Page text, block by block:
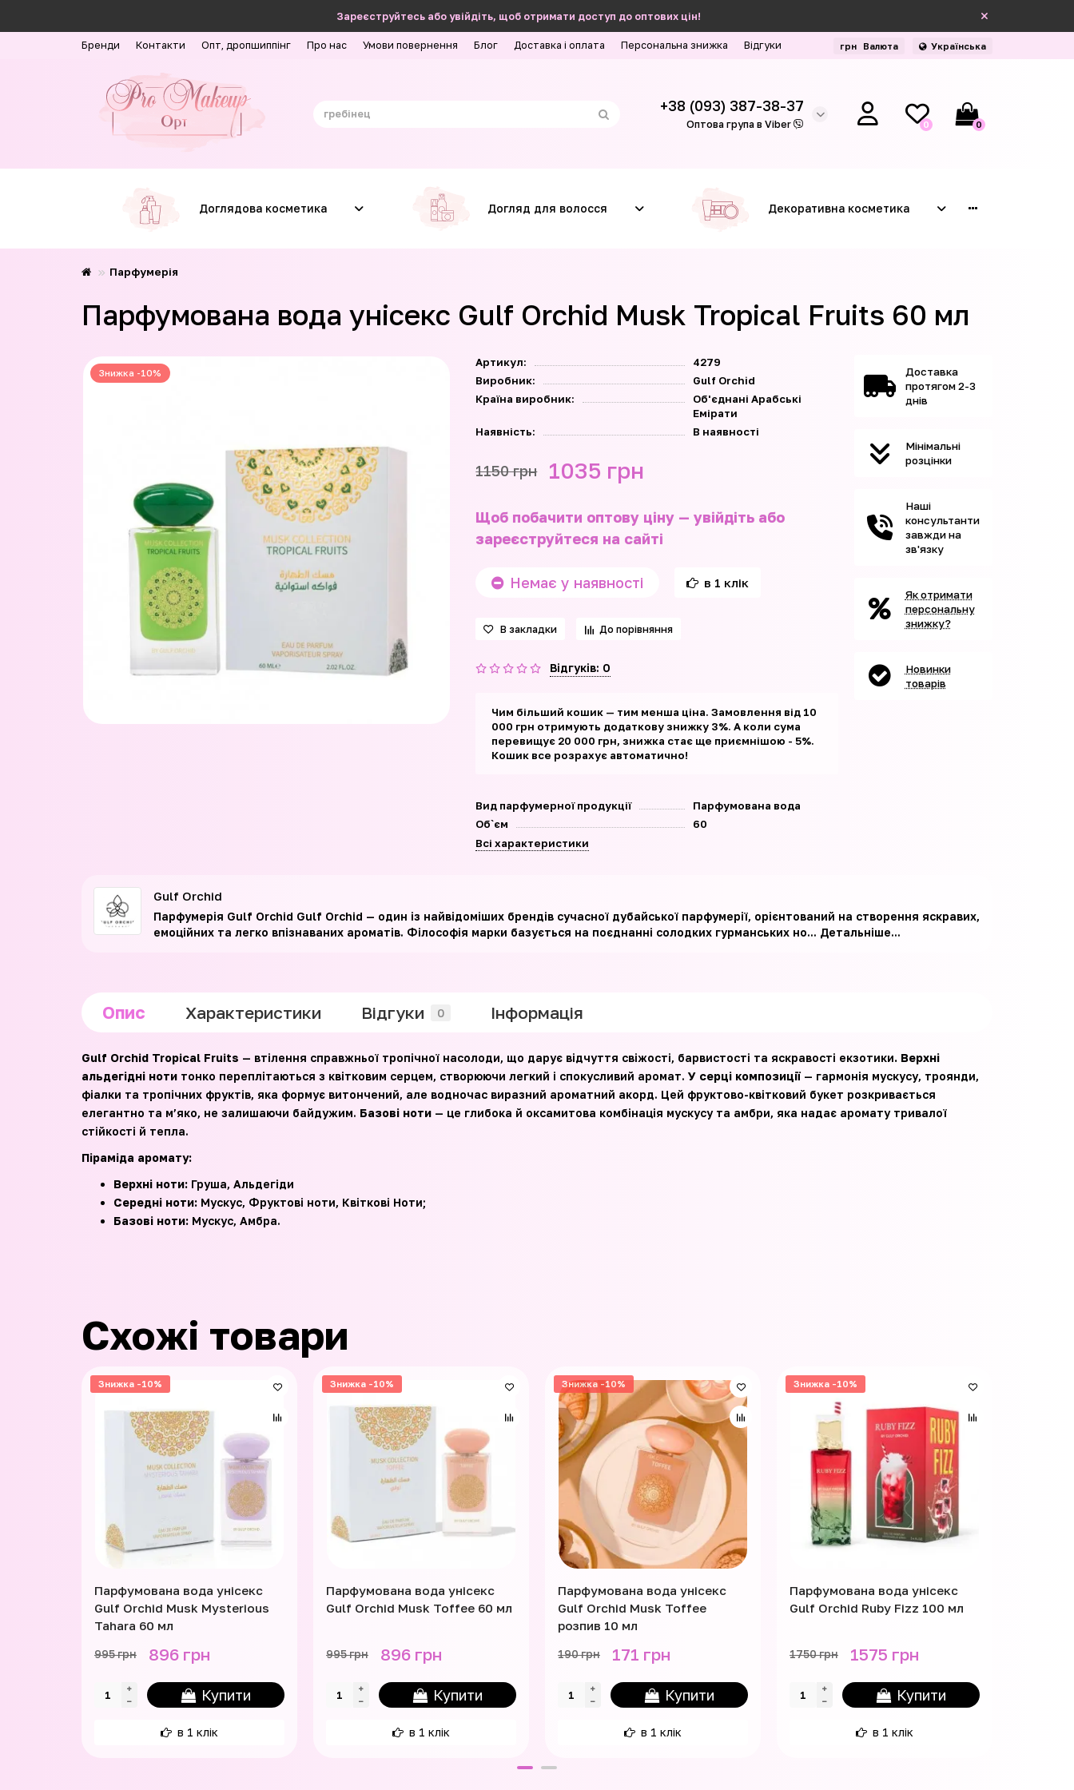
Зареєструйтесь або увійдіть, щоб отримати доступ до оптових цін!
Бренди Контакти Опт, дропшиппінг Про нас Умови повернення Блог Доставка і оплата Персональна знижка Відгуки грн Валюта Українська
+38 (093) 387-38-37
Оптова група в Viber 0 0
Доглядова косметика Догляд для волосся Декоративна косметика
Парфумерія
Парфумована вода унісекс Gulf Orchid Musk Tropical Fruits 60 мл
Знижка -10%
Артикул:
4279
Виробник:
Gulf Orchid
Країна виробник:
Об'єднані Арабські
Емірати
Наявність:
В наявності
1150 грн 1035 грн
Щоб побачити оптову ціну — увійдіть або
зареєструйтеся на сайті
Немає у наявності в 1 клік
В закладки До порівняння
Відгуків: 0
Чим більший кошик — тим менша ціна. Замовлення від 10
000 грн отримують додаткову знижку 3%. А коли сума
перевищує 20 000 грн, знижка стає ще приємнішою - 5%.
Кошик все розрахує автоматично!
Вид парфумерної продукції
Парфумована вода
Об`єм
60
Всі характеристики
Доставка
протягом 2-3
днів
Мінімальні
розцінки
Наші
консультанти
завжди на
зв'язку
Як отримати
персональну
знижку?
Новинки
товарів
Gulf Orchid
Парфумерія Gulf Orchid Gulf Orchid — один із найвідоміших брендів сучасної дубайської парфумерії, орієнтований на створення яскравих,
емоційних та легко впізнаваних ароматів. Філософія марки базується на поєднанні солодких гурманських но... Детальніше...
Опис Характеристики Відгуки 0 Iнформація
Gulf Orchid Tropical Fruits — втілення справжньої тропічної насолоди, що дарує відчуття свіжості, барвистості та яскравості екзотики. Верхні
альдегідні ноти тонко переплітаються з квітковим серцем, створюючи легкий і спокусливий аромат. У серці композиції — гармонія мускусу, троянди,
фіалки та тропічних фруктів, яка формує витончений, але водночас виразний ароматний акорд. Цей фруктово-квітковий букет розкривається
елегантно та м’яко, не залишаючи байдужим. Базові ноти — це глибока й оксамитова комбінація мускусу та амбри, яка надає аромату тривалої
стійкості й тепла.
Піраміда аромату:
Верхні ноти: Груша, Альдегіди
Середні ноти: Мускус, Фруктові ноти, Квіткові Ноти;
Базові ноти: Мускус, Амбра.
Схожі товари
Знижка -10%
Парфумована вода унісекс
Gulf Orchid Musk Mysterious
Tahara 60 мл
995 грн 896 грн
Купити
в 1 клік
Знижка -10%
Парфумована вода унісекс
Gulf Orchid Musk Toffee 60 мл
995 грн 896 грн
Купити
в 1 клік
Знижка -10%
Парфумована вода унісекс
Gulf Orchid Musk Toffee
розпив 10 мл
190 грн 171 грн
Купити
в 1 клік
Знижка -10%
Парфумована вода унісекс
Gulf Orchid Ruby Fizz 100 мл
1750 грн 1575 грн
Купити
в 1 клік